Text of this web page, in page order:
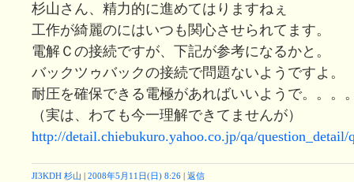
杉山さん、精力的に進めてはりますねぇ
工作が綺麗のにはいつも関心させられてます。
電解Ｃの接続ですが、下記が参考になるかと。
バックツゥバックの接続で問題ないようですよ。
耐圧を確保できる電極があればいいようで。。。
（実は、わても今一理解できてませんが）
http://detail.chiebukuro.yahoo.co.jp/qa/question_detail/
JI3KDH 杉山 2008年5月11日(日) 8:26 返信